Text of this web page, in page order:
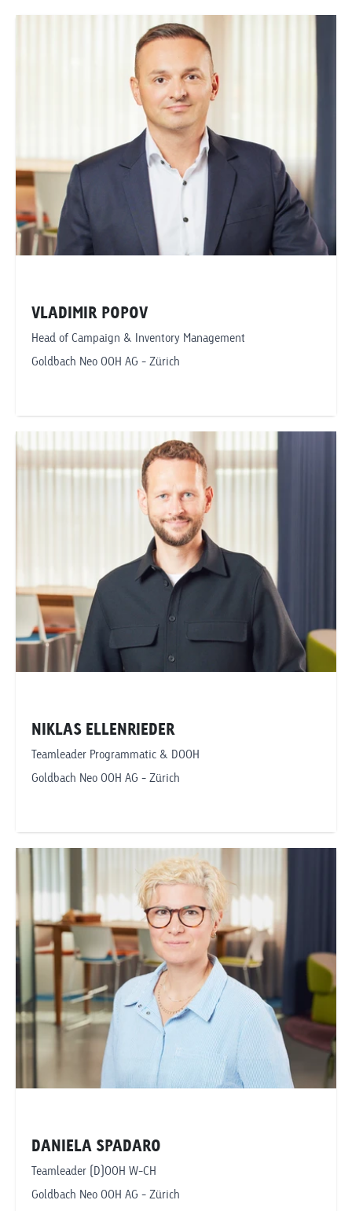
VLADIMIR POPOV
Head of Campaign & Inventory Management
Goldbach Neo OOH AG - Zürich
vladimir.popov@goldbachneo.com
Goldbach Neo OOH AG
NIKLAS ELLENRIEDER
Teamleader Programmatic & DOOH
Goldbach Neo OOH AG - Zürich
niklas.ellenrieder@goldbachneo.com
Goldbach Neo OOH AG
Zürich
DANIELA SPADARO
Teamleader (D)OOH W-CH
Goldbach Neo OOH AG - Zürich